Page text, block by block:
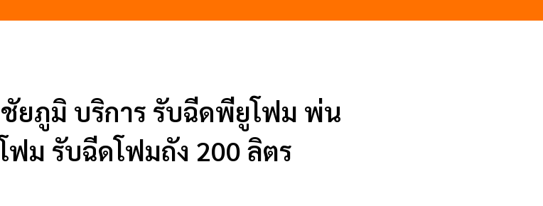
ยภูมิ บริการ รับฉีดพียูโฟม พ่น
ฟม รับฉีดโฟมถัง 200 ลิตร